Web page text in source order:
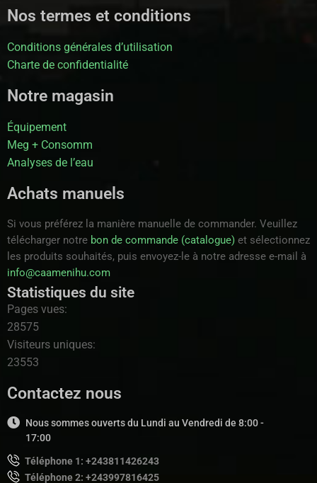
Nos termes et conditions
Conditions générales d’utilisation
Charte de confidentialité
Notre magasin
Équipement
Meg + Consomm
Analyses de l’eau
Achats manuels
Si vous préférez la manière manuelle de commander. Veuillez
télécharger notre bon de commande (catalogue) et sélectionnez
les produits souhaités, puis envoyez-le à notre adresse e-mail à
info@caamenihu.com
Statistiques du site
Pages vues:
28575
Visiteurs uniques:
23553
Contactez nous
Nous sommes ouverts du Lundi au Vendredi de 8:00 -
17:00
Téléphone 1: +243811426243
Téléphone 2: +243997816425